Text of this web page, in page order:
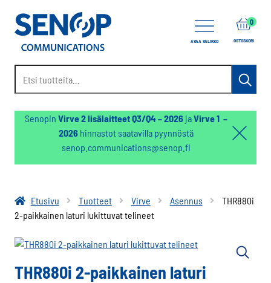
AVAA VALIKKO OSTOSKORI
0items
Senopin Virve 2 lisälaitteet Q3/Q4 – 2026jaVirve 1 –
2026hinnastot saatavilla pyynnöstä
senop.communications@senop.fi
Etusivu Tuotteet Virve Asennus
THR880i
2-paikkainen laturi lukittuvat telineet
THR880i 2-paikkainen laturi